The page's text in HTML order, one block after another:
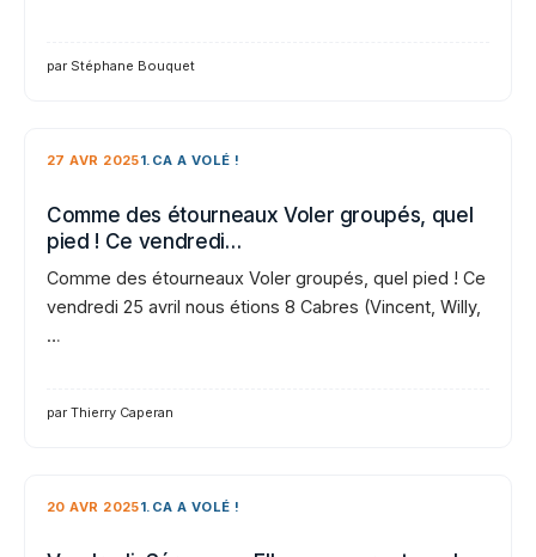
par Stéphane Bouquet
27 AVR 20251.CA A VOLÉ !
Comme des étourneaux Voler groupés, quel
pied ! Ce vendredi…
Comme des étourneaux Voler groupés, quel pied ! Ce
vendredi 25 avril nous étions 8 Cabres (Vincent, Willy,
…
par Thierry Caperan
20 AVR 20251.CA A VOLÉ !